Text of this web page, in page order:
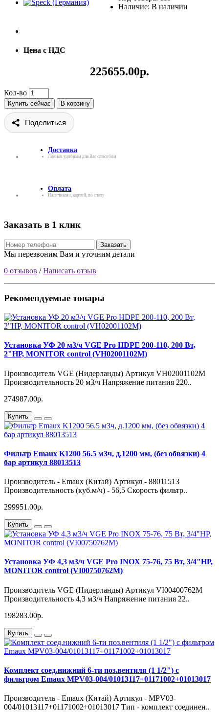
Наличие: В наличии
Цена с НДС
225655.00р.
Кол-во
Купить сейчас В корзину
Поделиться
Доставка
Любым удобным для Вас способом
Оплата
Наличными, картой, по счету
Заказать в 1 клик
Заказать
Мы перезвоним Вам и уточним детали
0 отзывов /Написать отзыв
Рекомендуемые товары
Установка УФ 20 м3/ч VGE Pro HDPE 200-110, 200 Вт,
2"НР, MONITOR control (VH02001102M)
Производитель VGE (Нидерланды) Артикул VH02001102M
Производительность 20 м3/ч Напряжение питания 220..
274987.00р.
Купить
Фильтр Emaux K1200 56.5 м3ч, д.1200 мм, (без обвязки) 4
бар артикул 88013513
Производитель - Emaux (Китай) Артикул - 88011513
Производительность (куб.м/ч) - 56,5 Скорость фильтр..
299951.00р.
Купить
Установка УФ 4,3 м3/ч VGE Pro INOX 75-76, 75 Вт, 3/4"НР,
MONITOR control (VI00750762M)
Производитель VGE (Нидерланды) Артикул VI00400762М
Производительность 4,3 м3/ч Напряжение питания 22..
198283.00р.
Купить
Комплект соед.нижний 6-ти поз.вентиля (1 1/2") с
фильтром Emaux MPV03-004/01013117+01171002+01013017
Производитель - Emaux (Китай) Артикул - MPV03-
004/01013117+01171002+01013017 Тип - комплект соединен..